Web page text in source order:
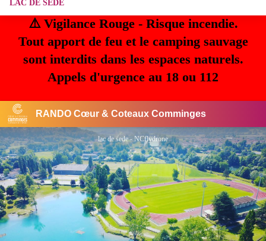
⚠️ Vigilance Rouge - Risque incendie.
Tout apport de feu et le camping sauvage
sont interdits dans les espaces naturels.
Appels d'urgence au 18 ou 112
RANDO Cœur & Coteaux Comminges
LAC DE SEDE
lac de sede - NCflydrone